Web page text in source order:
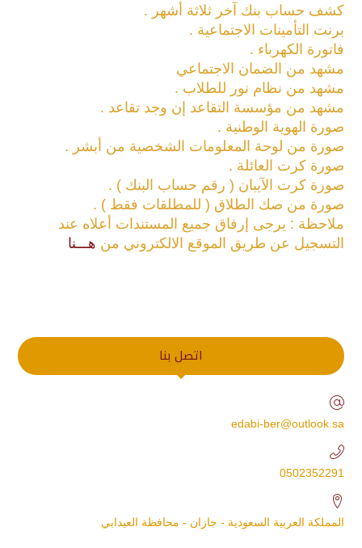
كشف حساب بنك آخر ثلاثة أشهر .
برنت التأمينات الاجتماعية .
فاتورة الكهرباء .
مشهد من الضمان الاجتماعي
مشهد من نظام نور للطلاب .
مشهد من مؤسسة التقاعد إن وجد تقاعد .
صورة الهوية الوطنية .
صورة من لوحة المعلومات الشخصية من أبشر .
صورة كرت العائلة .
صورة كرت الآيبان ( رقم حساب البنك ) .
صورة من صك الطلاق ( للمطلقات فقط ) .
ملاحظة : يرجى إرفاق جميع المستندات أعلاه عند
التسجيل عن طريق الموقع الالكتروني من هـــنا
اتصل بنا
edabi-ber@outlook.sa
0502352291
المملكة العربية السعودية - جازان - محافظة العيدابي